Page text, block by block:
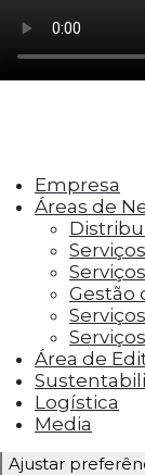
como os
cookies
as
rejeição,
conteúdo
media,
terceiros.
Cookies
Os
entregar
visitaram
campanha
Ajustar
Empresa
Áreas de
Gestão
Área de
Logística
Media